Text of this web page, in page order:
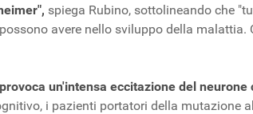
spiega Rubino, sottolineando che
avere nello sviluppo della
un'intensa eccitazione del
i pazienti portatori della mutazione